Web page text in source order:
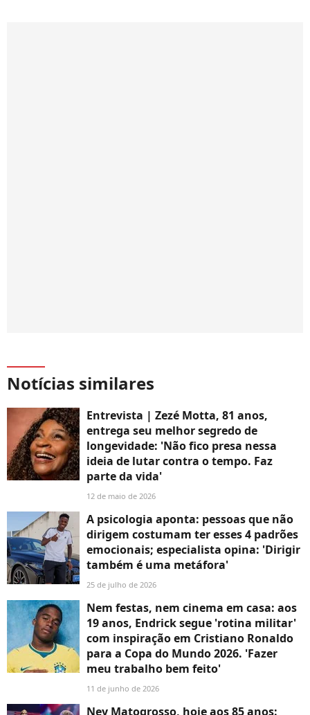
Notícias similares
Entrevista | Zezé Motta, 81 anos,
entrega seu melhor segredo de
longevidade: 'Não fico presa nessa
ideia de lutar contra o tempo. Faz
parte da vida'
12 de maio de 2026
A psicologia aponta: pessoas que não
dirigem costumam ter esses 4 padrões
emocionais; especialista opina: 'Dirigir
também é uma metáfora'
25 de julho de 2026
Nem festas, nem cinema em casa: aos
19 anos, Endrick segue 'rotina militar'
com inspiração em Cristiano Ronaldo
para a Copa do Mundo 2026. 'Fazer
meu trabalho bem feito'
11 de junho de 2026
Ney Matogrosso, hoje aos 85 anos: